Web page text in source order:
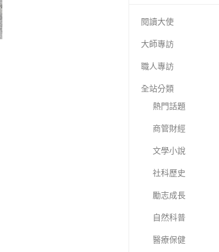
閱讀大使
大師專訪
職人專訪
全站分類
熱門話題
商管財經
文學小說
社科歷史
勵志成長
自然科普
醫療保健